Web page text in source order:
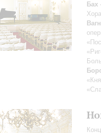
Бах